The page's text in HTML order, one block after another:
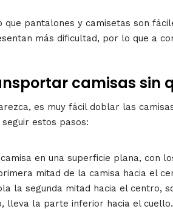
que pantalones y camisetas son
más dificultad, por lo que a
camisas sin
es muy fácil doblar las
estos pasos:
en una superficie plana, con
mitad de la camisa hacia el
la segunda mitad hacia el centro,
lleva la parte inferior hacia el